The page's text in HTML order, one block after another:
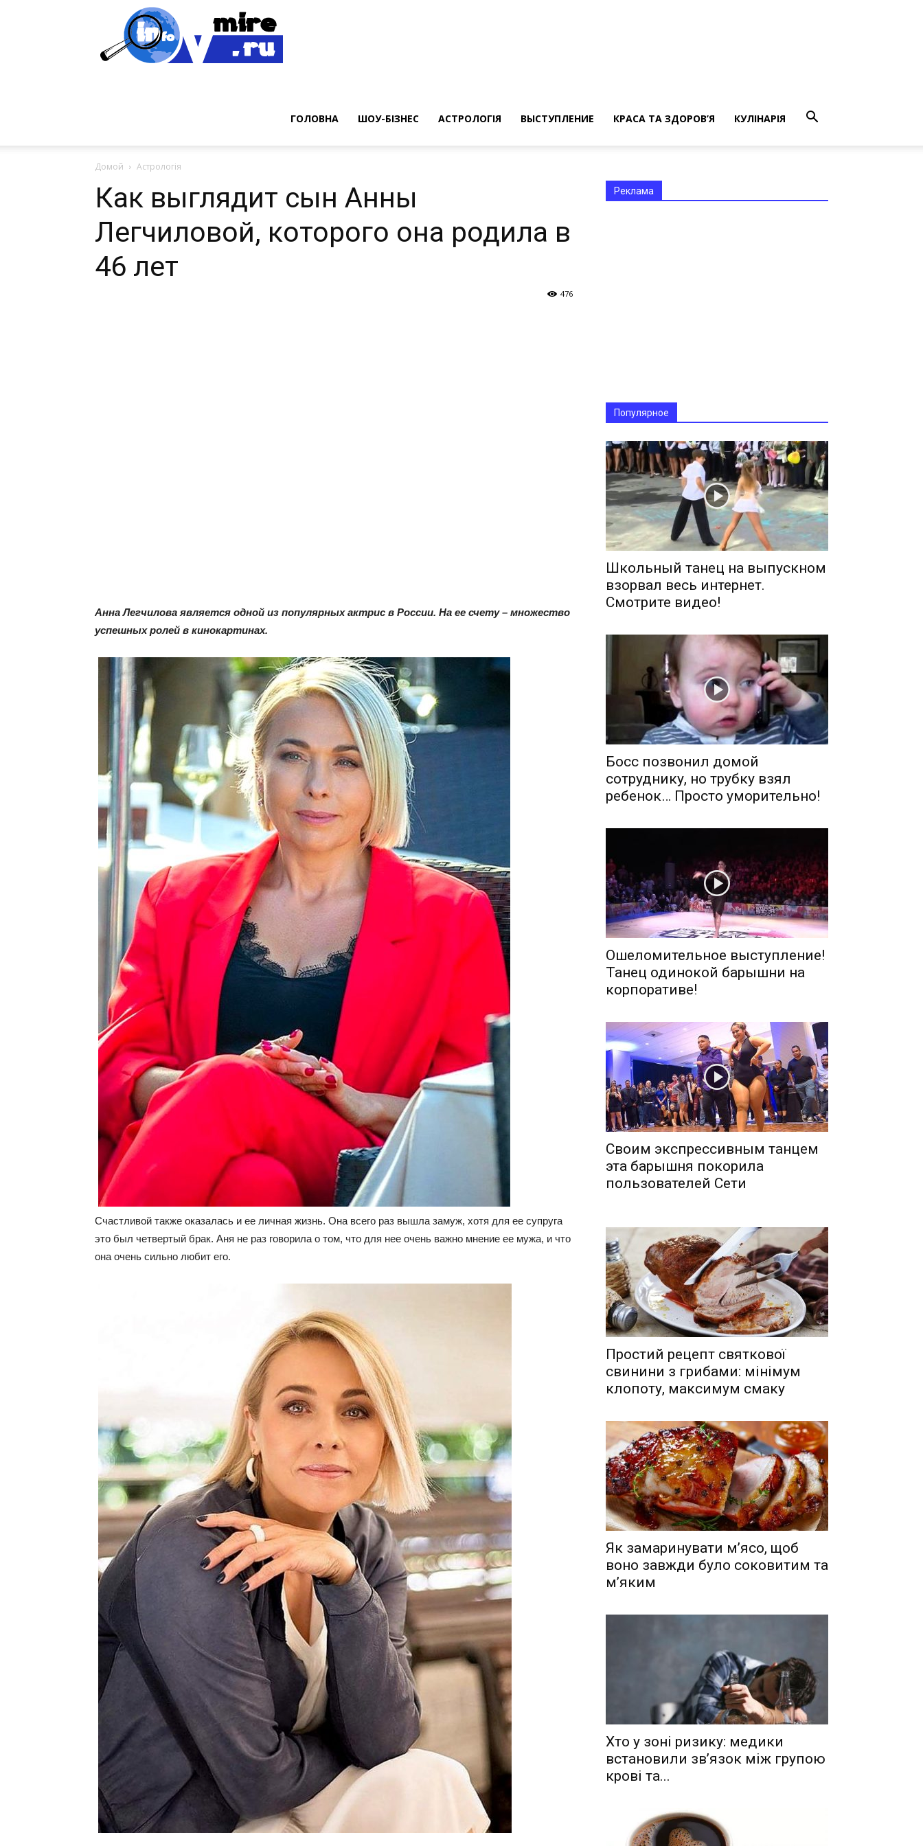
ГОЛОВНА ШОУ-БІЗНЕС АСТРОЛОГІЯ ВЫСТУПЛЕНИЕ КРАСА ТА ЗДОРОВ’Я КУЛІНАРІЯ
Домой Астрологія
Как выглядит сын Анны
Легчиловой, которого она родила в
46 лет
476
Анна Легчилова является одной из популярных актрис в России. На ее счету – множество
успешных ролей в кинокартинах.
Счастливой также оказалась и ее личная жизнь. Она всего раз вышла замуж, хотя для ее супруга
это был четвертый брак. Аня не раз говорила о том, что для нее очень важно мнение ее мужа, и что
она очень сильно любит его.
Реклама
Популярное
Школьный танец на выпускном
взорвал весь интернет.
Смотрите видео!
Босс позвонил домой
сотруднику, но трубку взял
ребенок… Просто уморительно!
Ошеломительное выступление!
Танец одинокой барышни на
корпоративе!
Своим экспрессивным танцем
эта барышня покорила
пользователей Сети
Простий рецепт святкової
свинини з грибами: мінімум
клопоту, максимум смаку
Як замаринувати м’ясо, щоб
воно завжди було соковитим та
м’яким
Хто у зоні ризику: медики
встановили зв’язок між групою
крові та...